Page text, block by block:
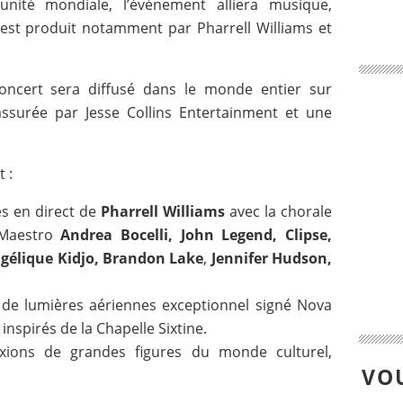
mondiale, l’événement alliera musique,
produit notamment par Pharrell Williams et
sera diffusé dans le monde entier sur
par Jesse Collins Entertainment et une
:
en direct de Pharrell Williams avec la chorale
Andrea Bocelli, John Legend, Clipse,
Kidjo, Brandon Lake, Jennifer Hudson,
lumières aériennes exceptionnel signé Nova
de la Chapelle Sixtine.
de grandes figures du monde culturel,